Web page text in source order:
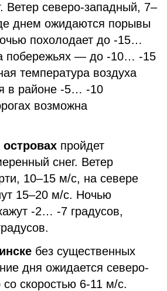
Ветер северо-западный, 7–
днем ожидаются порывы
похолодает до -15…
побережьях — до -10… -15
температура воздуха
в районе -5… -10
возможна
пройдет
снег. Ветер
10–15 м/с, на севере
15–20 м/с. Ночью
-2… -7 градусов,
без существенных
дня ожидается северо-
скоростью 6-11 м/с.